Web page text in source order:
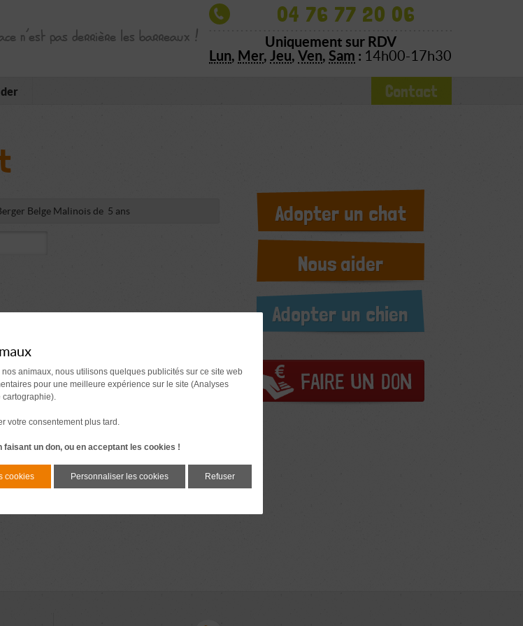
n’est pas derrière les barreaux !
04 76 77 20 06
Uniquement sur RDV
Lun, Mer, Jeu, Ven, Sam : 14h00-17h30
Contact
Adopter un chat
Nous aider
Adopter un chien
animaux, nous utilisons quelques publicités sur ce site web
pour une meilleure expérience sur le site (Analyses
votre consentement plus tard.
un don, ou en acceptant les cookies !
cookies Personnaliser les cookies Refuser